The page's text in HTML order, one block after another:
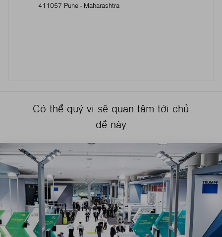
411057 Pune - Maharashtra
Có thể quý vị sẽ quan tâm tới chủ
đề này